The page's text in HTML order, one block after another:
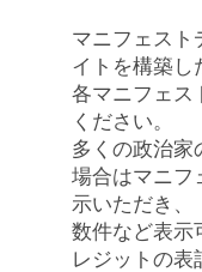
マニフェスト
イトを構築し
各マニフェス
ください。
多くの政治家
場合はマニフ
示いただき、
数件など表示
レジットの表